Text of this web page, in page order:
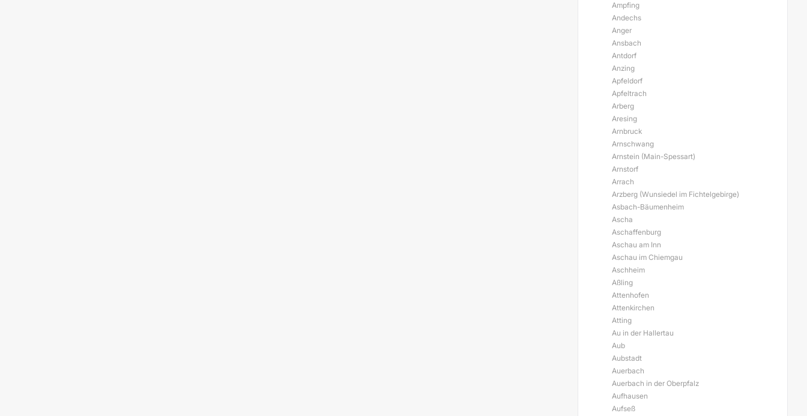
Ampfing
Andechs
Anger
Ansbach
Antdorf
Anzing
Apfeldorf
Apfeltrach
Arberg
Aresing
Arnbruck
Arnschwang
Arnstein (Main-Spessart)
Arnstorf
Arrach
Arzberg (Wunsiedel im Fichtelgebirge)
Asbach-Bäumenheim
Ascha
Aschaffenburg
Aschau am Inn
Aschau im Chiemgau
Aschheim
Aßling
Attenhofen
Attenkirchen
Atting
Au in der Hallertau
Aub
Aubstadt
Auerbach
Auerbach in der Oberpfalz
Aufhausen
Aufseß